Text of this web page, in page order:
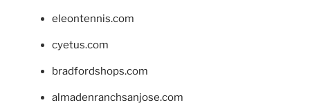
eleontennis.com
cyetus.com
bradfordshops.com
almadenranchsanjose.com